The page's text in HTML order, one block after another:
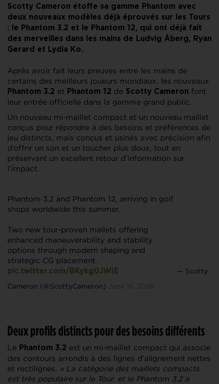
Scotty Cameron étoffe sa gamme Phantom avec
deux nouveaux modèles déjà éprouvés sur les Tours
: le Phantom 3.2 et le Phantom 12, qui ont déjà fait
des merveilles dans les mains de Ludvig Åberg, Ryan
Gerard et Lydia Ko.
Après avoir fait leurs preuves entre les mains de
certains des meilleurs joueurs mondiaux, les nouveaux
Phantom 3.2 et Phantom 12 de Scotty Cameron font
leur entrée officielle dans la gamme grand public.
Un nouveau mi-maillet compact et un nouveau maillet
conçus pour répondre à des besoins et préférences de
jeu distincts, mais conçus et usinés avec précision afin
d’offrir un son et un toucher plus doux, tout en
préservant un excellent retour d’information sur
l’impact.
Phantom 3.2 and Phantom 12, arriving in golf
shops worldwide this summer.
Two new tour-proven mallets offering
enhanced maneuverability and stability
options through modern shaping and
strategic CG placement.
pic.twitter.com/BKykg0JWIE — Scotty
Cameron (@ScottyCameron) June 16, 2026
Deux profils distincts pour des besoins différents
Le Phantom 3.2 est un mi-maillet compact qui associe
des contours arrondis à des lignes d’alignement nettes
et rectilignes. « La catégorie des maillets compacts
est très populaire sur le Tour, et le Phantom 3.2 a